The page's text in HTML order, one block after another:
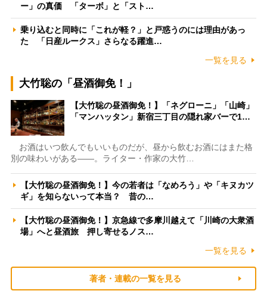
ー」の真価 「ターボ」と「スト…
乗り込むと同時に「これが軽？」と戸惑うのには理由があっ
た 「日産ルークス」さらなる躍進…
一覧を見る
大竹聡の「昼酒御免！」
【大竹聡の昼酒御免！】「ネグローニ」「山崎」
「マンハッタン」新宿三丁目の隠れ家バーで1…
お酒はいつ飲んでもいいものだが、昼から飲むお酒にはまた格
別の味わいがある――。ライター・作家の大竹…
【大竹聡の昼酒御免！】今の若者は「なめろう」や「キヌカツ
ギ」を知らないって本当？ 昔の…
【大竹聡の昼酒御免！】京急線で多摩川越えて「川崎の大衆酒
場」へと昼酒旅 押し寄せるノス…
一覧を見る
著者・連載の一覧を見る